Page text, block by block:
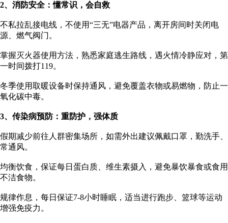
2、 消防安全：懂常识，会自救
不私拉乱接电线，不使用“三无”电器产品，离开房间时关闭电
源、燃气阀门。
掌握灭火器使用方法，熟悉家庭逃生路线，遇火情冷静应对，第
一时间拨打119。
冬季使用取暖设备时保持通风，避免覆盖衣物或易燃物，防止一
氧化碳中毒。
3、 传染病预防：重防护，强体质
假期减少前往人群密集场所，如需外出建议佩戴口罩，勤洗手、
常通风。
均衡饮食，保证每日蛋白质、维生素摄入，避免暴饮暴食或食用
不洁食物。
规律作息，每日保证7-8小时睡眠，适当进行跑步、篮球等运动
增强免疫力。